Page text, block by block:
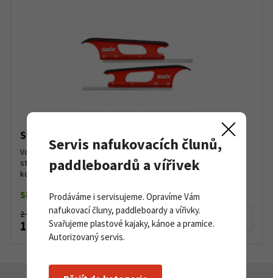
Swix T0766 Voskovací plastový profil
Voskovací plastový profil SWIX T0766 se hodí k voskovacím
stolům T0076, T0076-2, T00754 a T0075W. Stejný profil na obou
koncích. Obsahuje držák na fixaci vázání. Vhodný j...
Skladem do 5 ks
2 699 Kč
1 900 Kč Detail produktu
Servis nafukovacích člunů,
paddleboardů a vířivek
Prodáváme i servisujeme. Opravíme Vám
nafukovací čluny, paddleboardy a vířivky.
Svařujeme plastové kajaky, kánoe a pramice.
Autorizovaný servis.